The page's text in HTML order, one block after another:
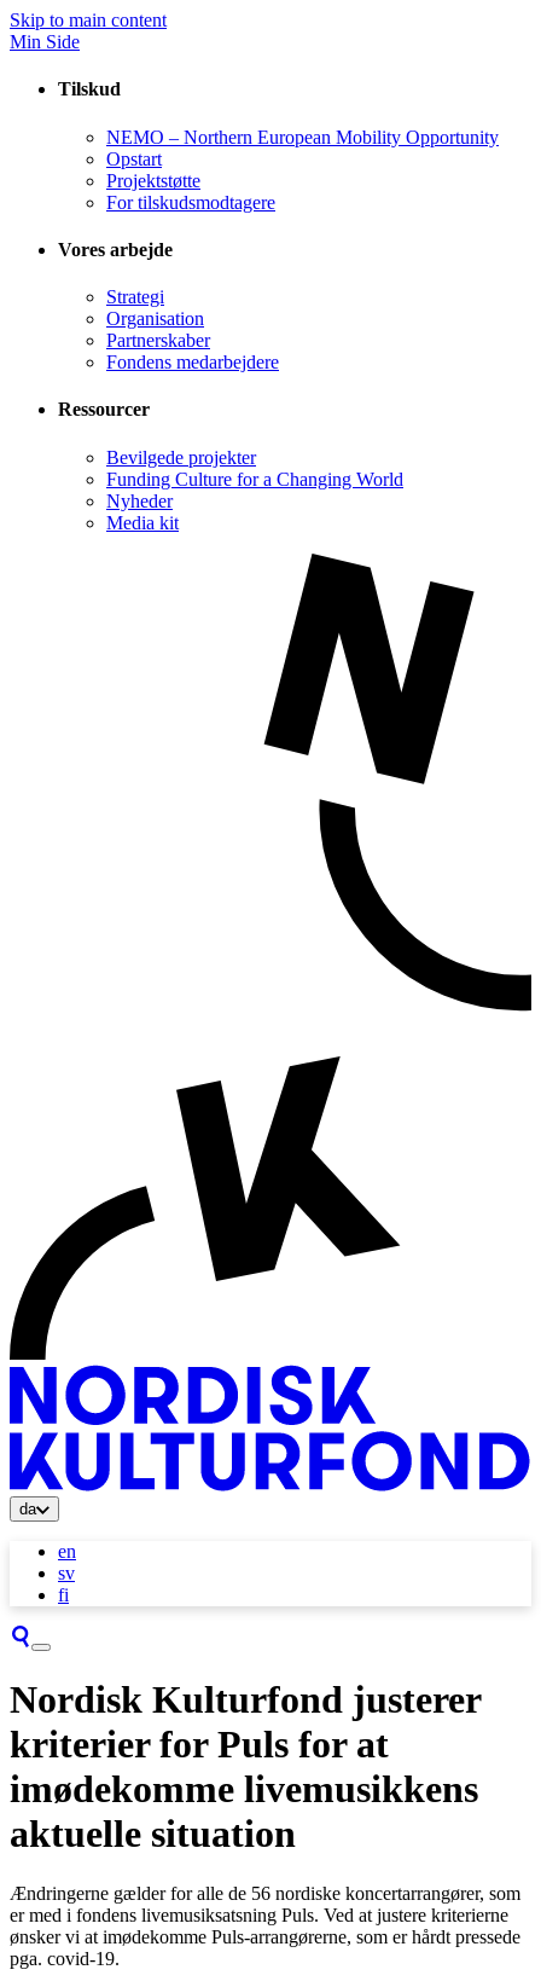
Skip to main content
Min Side
Tilskud
NEMO – Northern European Mobility Opportunity
Opstart
Projektstøtte
For tilskudsmodtagere
Vores arbejde
Strategi
Organisation
Partnerskaber
Fondens medarbejdere
Ressourcer
Bevilgede projekter
Funding Culture for a Changing World
Nyheder
Media kit
da
en
sv
fi
Nordisk Kulturfond justerer
kriterier for Puls for at
imødekomme livemusikkens
aktuelle situation
Ændringerne gælder for alle de 56 nordiske koncertarrangører, som
er med i fondens livemusiksatsning Puls. Ved at justere kriterierne
ønsker vi at imødekomme Puls-arrangørerne, som er hårdt pressede
pga. covid-19.